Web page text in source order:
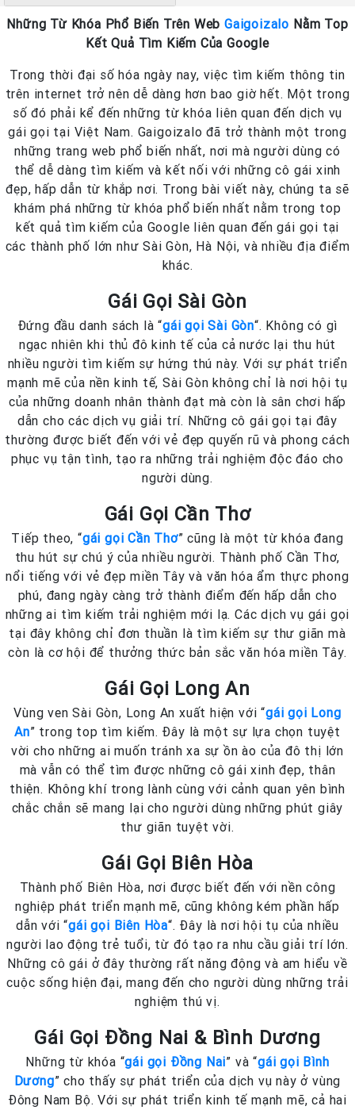
Những Từ Khóa Phổ Biến Trên WebGaigoizalo Nằm Top
Kết Quả Tìm Kiếm Của Google
Trong thời đại số hóa ngày nay, việc tìm kiếm thông tin
trên internet trở nên dễ dàng hơn bao giờ hết. Một trong
số đó phải kể đến những từ khóa liên quan đến dịch vụ
gái gọi tại Việt Nam. Gaigoizalo đã trở thành một trong
những trang web phổ biến nhất, nơi mà người dùng có
thể dễ dàng tìm kiếm và kết nối với những cô gái xinh
đẹp, hấp dẫn từ khắp nơi. Trong bài viết này, chúng ta sẽ
khám phá những từ khóa phổ biến nhất nằm trong top
kết quả tìm kiếm của Google liên quan đến gái gọi tại
các thành phố lớn như Sài Gòn, Hà Nội, và nhiều địa điểm
khác.
Gái Gọi Sài Gòn
Đứng đầu danh sách là “gái gọi Sài Gòn“. Không có gì
ngạc nhiên khi thủ đô kinh tế của cả nước lại thu hút
nhiều người tìm kiếm sự hứng thú này. Với sự phát triển
mạnh mẽ của nền kinh tế, Sài Gòn không chỉ là nơi hội tụ
của những doanh nhân thành đạt mà còn là sân chơi hấp
dẫn cho các dịch vụ giải trí. Những cô gái gọi tại đây
thường được biết đến với vẻ đẹp quyến rũ và phong cách
phục vụ tận tình, tạo ra những trải nghiệm độc đáo cho
người dùng.
Gái Gọi Cần Thơ
Tiếp theo, “gái gọi Cần Thơ” cũng là một từ khóa đang
thu hút sự chú ý của nhiều người. Thành phố Cần Thơ,
nổi tiếng với vẻ đẹp miền Tây và văn hóa ẩm thực phong
phú, đang ngày càng trở thành điểm đến hấp dẫn cho
những ai tìm kiếm trải nghiệm mới lạ. Các dịch vụ gái gọi
tại đây không chỉ đơn thuần là tìm kiếm sự thư giãn mà
còn là cơ hội để thưởng thức bản sắc văn hóa miền Tây.
Gái Gọi Long An
Vùng ven Sài Gòn, Long An xuất hiện với “gái gọi Long
An” trong top tìm kiếm. Đây là một sự lựa chọn tuyệt
vời cho những ai muốn tránh xa sự ồn ào của đô thị lớn
mà vẫn có thể tìm được những cô gái xinh đẹp, thân
thiện. Không khí trong lành cùng với cảnh quan yên bình
chắc chắn sẽ mang lại cho người dùng những phút giây
thư giãn tuyệt vời.
Gái Gọi Biên Hòa
Thành phố Biên Hòa, nơi được biết đến với nền công
nghiệp phát triển mạnh mẽ, cũng không kém phần hấp
dẫn với “gái gọi Biên Hòa“. Đây là nơi hội tụ của nhiều
người lao động trẻ tuổi, từ đó tạo ra nhu cầu giải trí lớn.
Những cô gái ở đây thường rất năng động và am hiểu về
cuộc sống hiện đại, mang đến cho người dùng những trải
nghiệm thú vị.
Gái Gọi Đồng Nai & Bình Dương
Những từ khóa “gái gọi Đồng Nai” và “gái gọi Bình
Dương” cho thấy sự phát triển của dịch vụ này ở vùng
Đông Nam Bộ. Với sự phát triển kinh tế mạnh mẽ, cả hai